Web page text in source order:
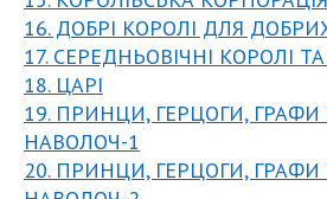
16. ДОБРІ КОРОЛІ ДЛЯ
17. СЕРЕДНЬОВІЧНІ КОРОЛІ
18. ЦАРІ
19. ПРИНЦИ, ГЕРЦОГИ, ГРАФИ
НАВОЛОЧ-1
20. ПРИНЦИ, ГЕРЦОГИ, ГРАФИ